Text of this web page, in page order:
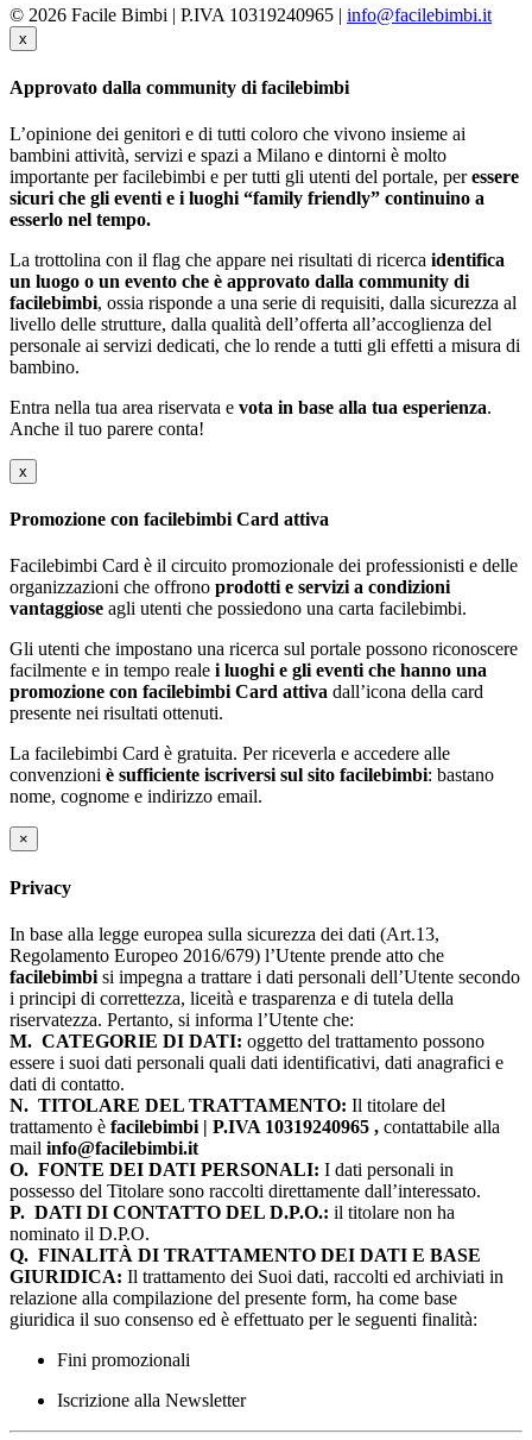
© 2026 Facile Bimbi | P.IVA 10319240965 | info@facilebimbi.it
x
Approvato dalla community di facilebimbi
L’opinione dei genitori e di tutti coloro che vivono insieme ai
bambini attività, servizi e spazi a Milano e dintorni è molto
importante per facilebimbi e per tutti gli utenti del portale, peressere
sicuri che gli eventi e i luoghi “family friendly” continuino a
esserlo nel tempo.
La trottolina con il flag che appare nei risultati di ricerca identifica
un luogo o un evento che è approvato dalla community di
facilebimbi, ossia risponde a una serie di requisiti, dalla sicurezza al
livello delle strutture, dalla qualità dell’offerta all’accoglienza del
personale ai servizi dedicati, che lo rende a tutti gli effetti a misura di
bambino.
Entra nella tua area riservata e vota in base alla tua esperienza.
Anche il tuo parere conta!
x
Promozione con facilebimbi Card attiva
Facilebimbi Card è il circuito promozionale dei professionisti e delle
organizzazioni che offrono prodotti e servizi a condizioni
vantaggiose agli utenti che possiedono una carta facilebimbi.
Gli utenti che impostano una ricerca sul portale possono riconoscere
facilmente e in tempo reale i luoghi e gli eventi che hanno una
promozione con facilebimbi Card attiva dall’icona della card
presente nei risultati ottenuti.
La facilebimbi Card è gratuita. Per riceverla e accedere alle
convenzioni è sufficiente iscriversi sul sito facilebimbi: bastano
nome, cognome e indirizzo email.
×
Privacy
In base alla legge europea sulla sicurezza dei dati (Art.13,
Regolamento Europeo 2016/679) l’Utente prende atto che
facilebimbi si impegna a trattare i dati personali dell’Utente secondo
i principi di correttezza, liceità e trasparenza e di tutela della
riservatezza. Pertanto, si informa l’Utente che:
M. CATEGORIE DI DATI: oggetto del trattamento possono
essere i suoi dati personali quali dati identificativi, dati anagrafici e
dati di contatto.
N. TITOLARE DEL TRATTAMENTO: Il titolare del
trattamento è facilebimbi | P.IVA 10319240965 , contattabile alla
mail info@facilebimbi.it
O. FONTE DEI DATI PERSONALI: I dati personali in
possesso del Titolare sono raccolti direttamente dall’interessato.
P. DATI DI CONTATTO DEL D.P.O.: il titolare non ha
nominato il D.P.O.
Q. FINALITÀ DI TRATTAMENTO DEI DATI E BASE
GIURIDICA: Il trattamento dei Suoi dati, raccolti ed archiviati in
relazione alla compilazione del presente form, ha come base
giuridica il suo consenso ed è effettuato per le seguenti finalità:
Fini promozionali
Iscrizione alla Newsletter